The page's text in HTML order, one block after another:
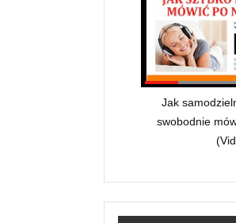
Jak
swobodnie